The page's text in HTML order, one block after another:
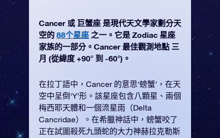
Cancer 或 巨蟹座 是現代天文學家劃分天
空的 88个星座 之一。它是 Zodiac 星座
家族的一部分。Cancer 最佳觀測地點 三
月 (從緯度 +90° 到 -60°)。
在拉丁語中，Cancer 的意思‘螃蟹’，在天
空中呈倒‘Y’形。該星座包含八顆星、兩個
梅西耶天體和一個流星雨（Delta
Cancridae）。在希臘神話中，螃蟹咬了
正在試圖殺死九頭蛇的大力神赫拉克勒斯